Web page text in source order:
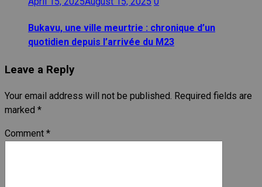
Bukavu, une ville meurtrie : chronique d’un
quotidien depuis l’arrivée du M23
Leave a Reply
Your email address will not be published. Required fields are
marked *
Comment *